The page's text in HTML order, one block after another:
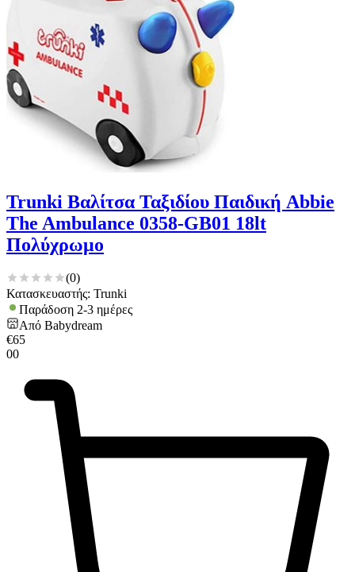
Trunki Βαλίτσα Ταξιδίου Παιδική Abbie
The Ambulance 0358-GB01 18lt
Πολύχρωμο
(0)
Κατασκευαστής: Trunki
Παράδοση 2-3 ημέρες
Από Babydream
€65
00